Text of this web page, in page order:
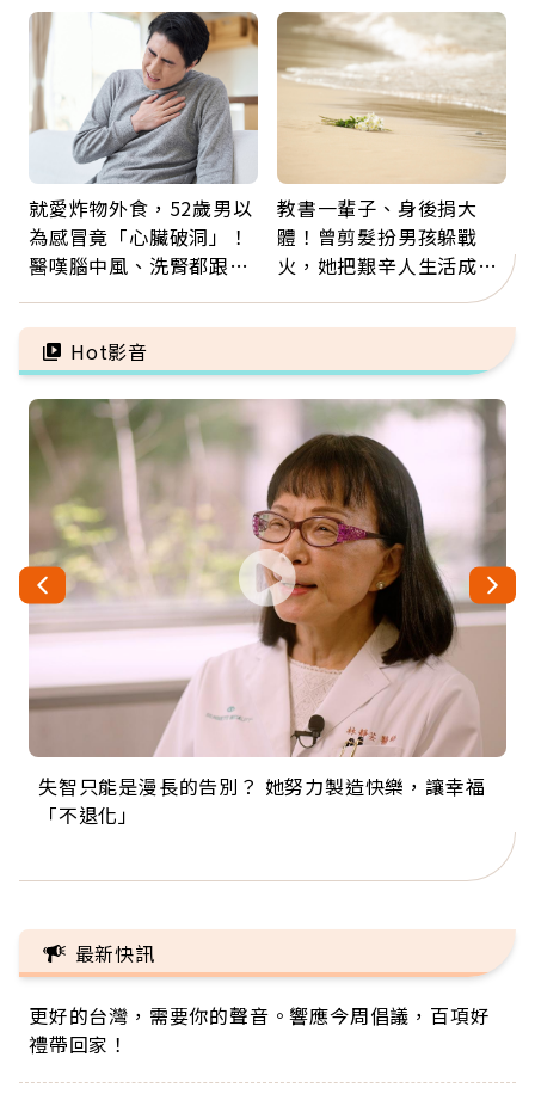
字
就愛炸物外食，52歲男以
為感冒竟「心臟破洞」！
醫嘆腦中風、洗腎都跟它
救
教書一輩子、身後捐大
體！曾剪髮扮男孩躲戰
火，她把艱辛人生活成風
景：生命價值在於成為祝
福
Hot影音
失智只能是漫長的告別？ 她努力製造快樂，讓幸福
「不退化」
來自剛果的巧克力神父 為台灣奉獻36年 「台灣是我
的家，我連作夢都講台語！」
63歲卸矽谷副總、搬回台灣找快樂！「蛋黃哥小
丑」走進安養院，逗樂上萬爺奶：退休後才開始真
104歲打破金氏世界紀錄 成為全球最年長羽球選
手，分享長壽的秘密原來是「這個」
事業巔峰他選擇追夢…黑手阿伯拉小提琴還登上小
巨蛋！連CNN都大讚！
最新快訊
更好的台灣，需要你的聲音。響應今周倡議，百項好
禮帶回家！